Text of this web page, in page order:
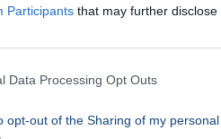
Participants that may further
Data Processing Opt Outs
opt-out of the Sharing of my personal